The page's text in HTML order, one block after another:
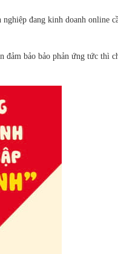
đang kinh doanh online
đảm bảo bảo phản ứng tức thì